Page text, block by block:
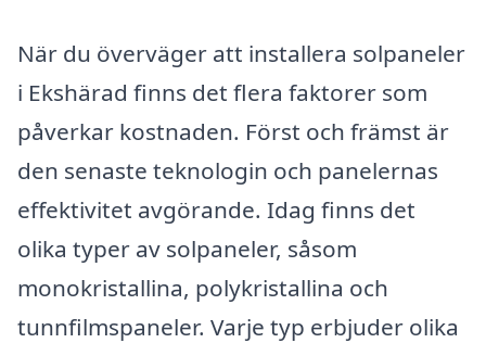
När du överväger att installera solpaneler
i Ekshärad finns det flera faktorer som
påverkar kostnaden. Först och främst är
den senaste teknologin och panelernas
effektivitet avgörande. Idag finns det
olika typer av solpaneler, såsom
monokristallina, polykristallina och
tunnfilmspaneler. Varje typ erbjuder olika